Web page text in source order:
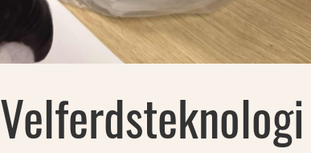
Velferdsteknologi